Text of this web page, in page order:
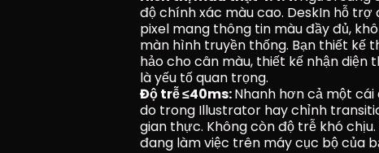
độ chính xác màu cao. DeskIn hỗ
pixel mang thông tin màu đầy đủ,
màn hình truyền thống. Bạn thiết kế
hảo cho cân màu, thiết kế nhận diện
là yếu tố quan trọng.
Độ trễ ≤40ms: Nhanh hơn cả một
do trong Illustrator hay chỉnh
gian thực. Không còn độ trễ khó
đang làm việc trên máy cục bộ của